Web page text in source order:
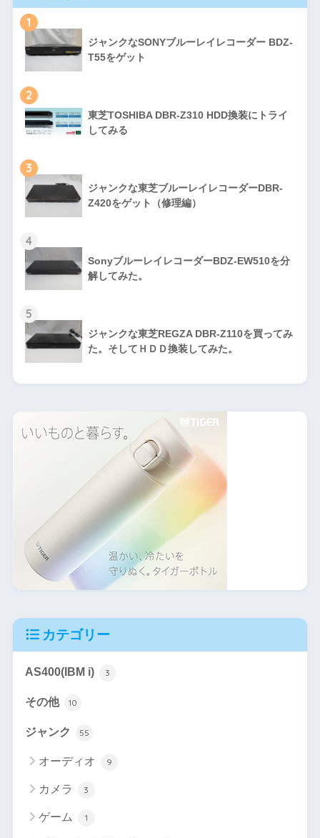
1
ジャンクなSONYブルーレイレコーダー BDZ-
T55をゲット
2
東芝TOSHIBA DBR-Z310 HDD換装にトライ
してみる
3
ジャンクな東芝ブルーレイレコーダーDBR-
Z420をゲット（修理編）
4
SonyブルーレイレコーダーBDZ-EW510を分
解してみた。
5
ジャンクな東芝REGZA DBR-Z110を買ってみ
た。そしてＨＤＤ換装してみた。
カテゴリー
AS400(IBM i) 3
その他 10
ジャンク 55
オーディオ 9
カメラ 3
ゲーム 1